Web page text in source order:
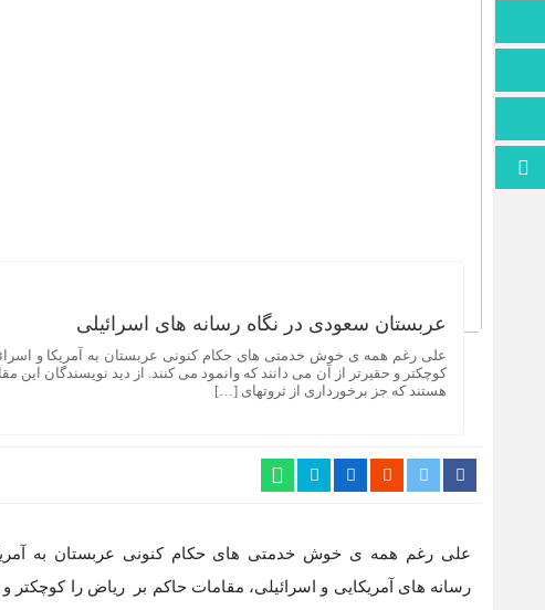
عربستان سعودی در نگاه رسانه های اسرائیلی
علی رغم همه ی خوش خدمتی های حکام کنونی عربستان به آمریکا و
کوچکتر و حقیرتر از آن می دانند که وانمود می کنند. از دید نویسندگان
هستند که جز برخورداری از ثروتهای […]
علی رغم همه ی خوش خدمتی های حکام کنونی عربستان به
رسانه های آمریکایی و اسرائیلی، مقامات حاکم بر ریاض را کوچکتر و